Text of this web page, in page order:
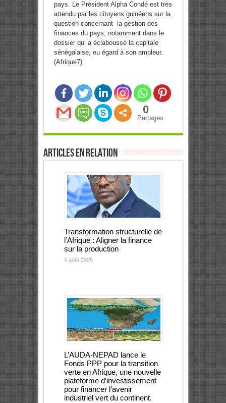
pays. Le Président Alpha Condé est très
attendu par les citoyens guinéens sur la
question concernant la gestion des
finances du pays, notamment dans le
dossier qui a éclaboussé la capitale
sénégalaise, eu égard à son ampleur.
(Afrique7)
0
Partages
Articles en relation
Transformation structurelle de
l’Afrique : Aligner la finance
sur la production
5 août 2026
L’AUDA-NEPAD lance le
Fonds PPP pour la transition
verte en Afrique, une nouvelle
plateforme d’investissement
pour financer l’avenir
industriel vert du continent.